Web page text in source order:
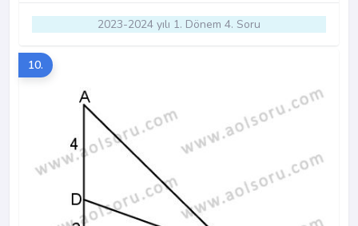
2023-2024 yılı 1. Dönem 4. Soru
10.